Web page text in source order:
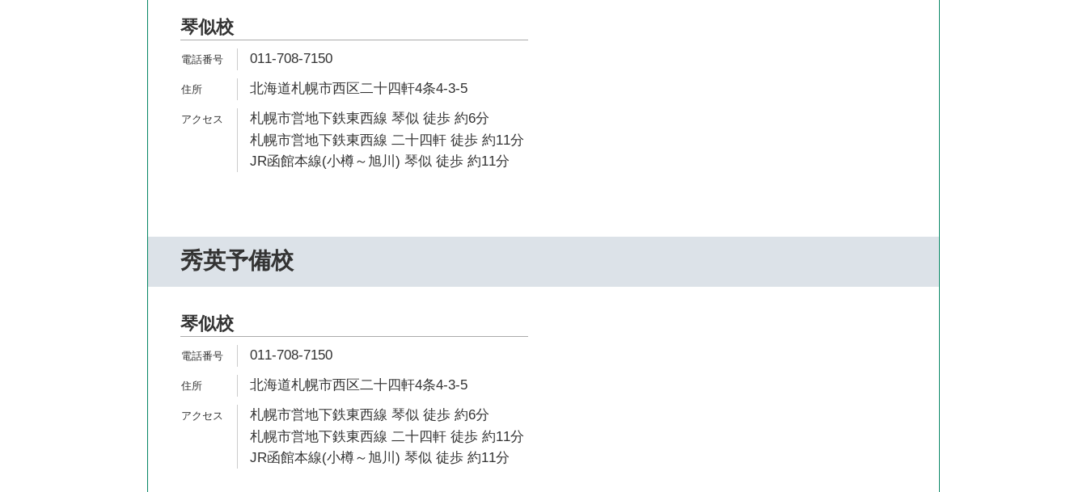
琴似校
011-708-7150
北海道札幌市西区二十四軒4条4-3-5
札幌市営地下鉄東西線 琴似 徒歩 約6分
札幌市営地下鉄東西線 二十四軒 徒歩 約11分
JR函館本線(小樽～旭川) 琴似 徒歩 約11分
秀英予備校
琴似校
011-708-7150
北海道札幌市西区二十四軒4条4-3-5
札幌市営地下鉄東西線 琴似 徒歩 約6分
札幌市営地下鉄東西線 二十四軒 徒歩 約11分
JR函館本線(小樽～旭川) 琴似 徒歩 約11分